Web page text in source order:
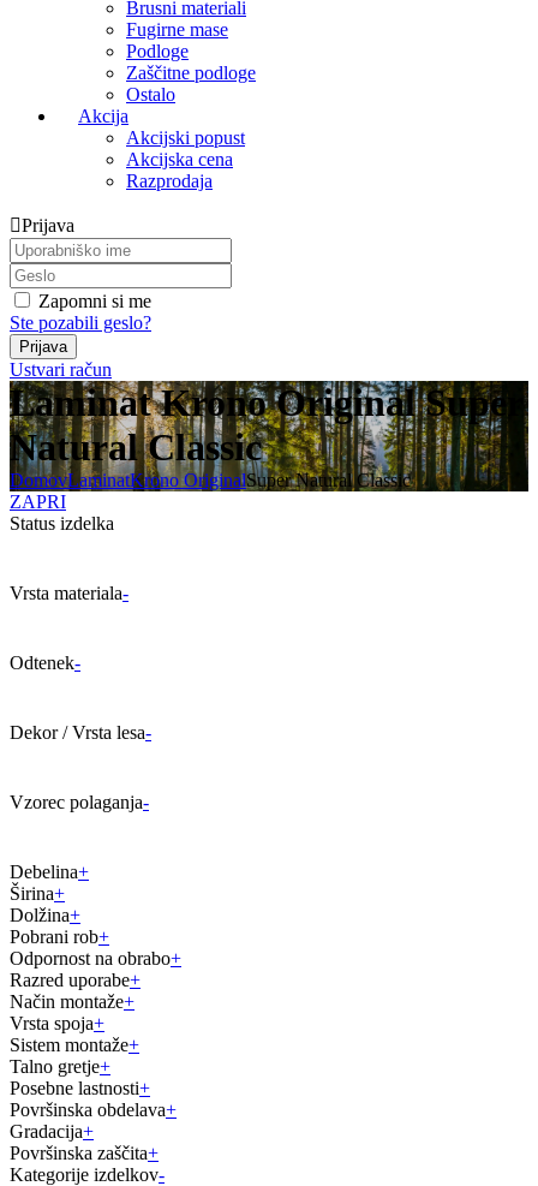
Brusni materiali
Fugirne mase
Podloge
Zaščitne podloge
Ostalo
Akcija
Akcijski popust
Akcijska cena
Razprodaja
Prijava
Zapomni si me
Ste pozabili geslo?
Ustvari račun
Laminat Krono Original Super
Natural Classic
DomovLaminatKrono OriginalSuper Natural Classic
ZAPRI
Status izdelka
Vrsta materiala-
Odtenek-
Dekor / Vrsta lesa-
Vzorec polaganja-
Debelina+
Širina+
Dolžina+
Pobrani rob+
Odpornost na obrabo+
Razred uporabe+
Način montaže+
Vrsta spoja+
Sistem montaže+
Talno gretje+
Posebne lastnosti+
Površinska obdelava+
Gradacija+
Površinska zaščita+
Kategorije izdelkov-